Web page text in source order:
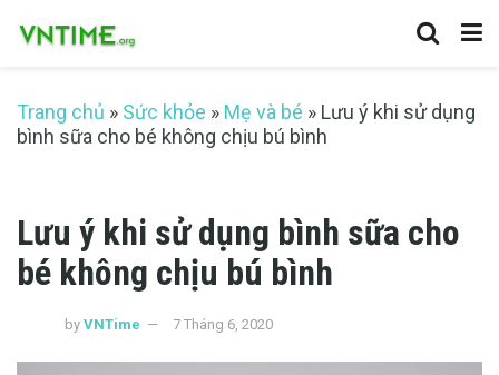
Trang chủ » Sức khỏe » Mẹ và bé » Lưu ý khi sử dụng
bình sữa cho bé không chịu bú bình
Lưu ý khi sử dụng bình sữa cho
bé không chịu bú bình
by VNTime 7 Tháng 6, 2020